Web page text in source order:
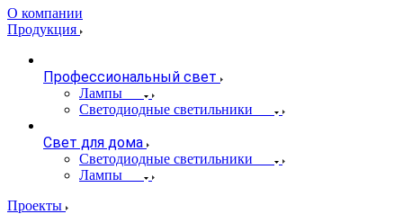
О компании
Продукция
Профессиональный свет
Лампы
Светодиодные светильники
Свет для дома
Светодиодные светильники
Лампы
Проекты